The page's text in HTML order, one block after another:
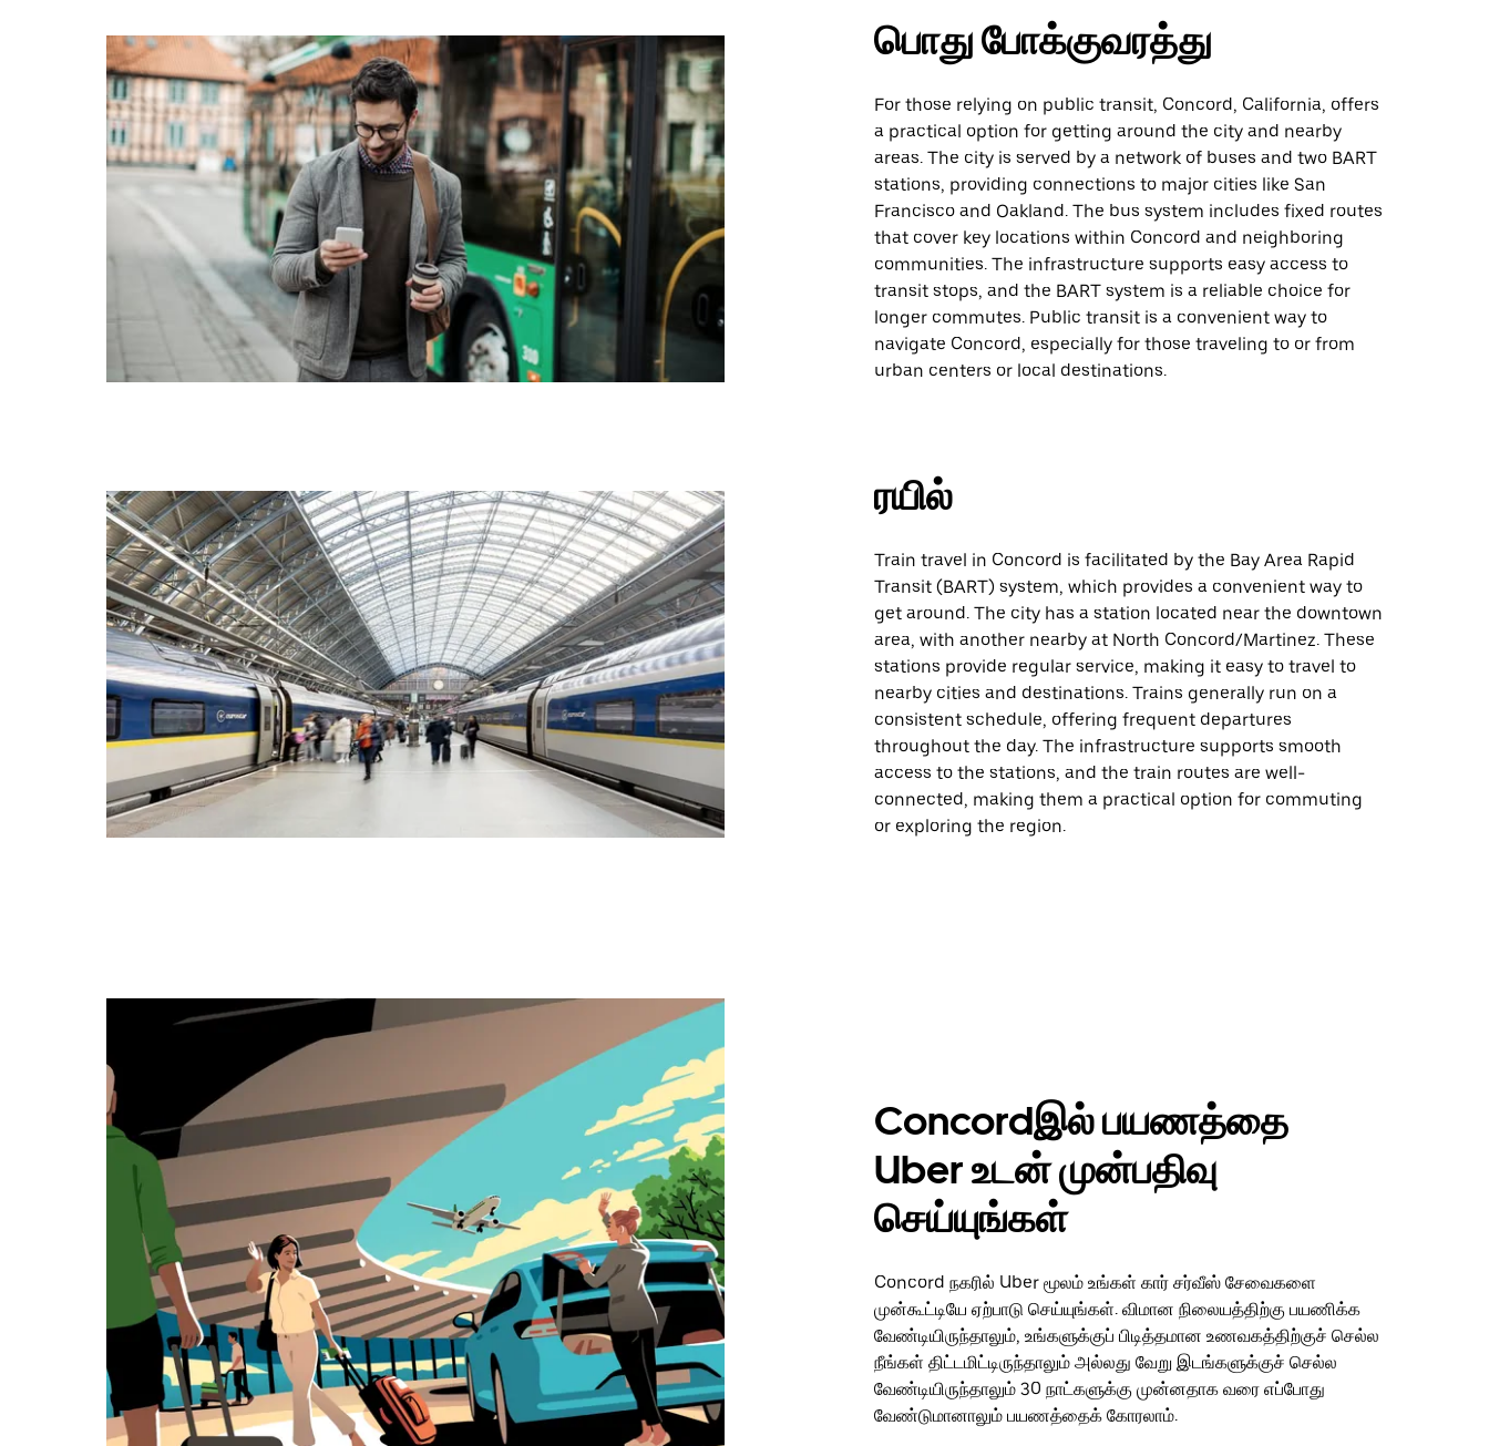
பொது போக்குவரத்து
For those relying on public transit, Concord, California, offers
a practical option for getting around the city and nearby
areas. The city is served by a network of buses and two BART
stations, providing connections to major cities like San
Francisco and Oakland. The bus system includes fixed routes
that cover key locations within Concord and neighboring
communities. The infrastructure supports easy access to
transit stops, and the BART system is a reliable choice for
longer commutes. Public transit is a convenient way to
navigate Concord, especially for those traveling to or from
urban centers or local destinations.
ரயில்
Train travel in Concord is facilitated by the Bay Area Rapid
Transit (BART) system, which provides a convenient way to
get around. The city has a station located near the downtown
area, with another nearby at North Concord/Martinez. These
stations provide regular service, making it easy to travel to
nearby cities and destinations. Trains generally run on a
consistent schedule, offering frequent departures
throughout the day. The infrastructure supports smooth
access to the stations, and the train routes are well-
connected, making them a practical option for commuting
or exploring the region.
Concordஇல் பயணத்தை
Uber உடன் முன்பதிவு
செய்யுங்கள்
Concord நகரில் Uber மூலம் உங்கள் கார் சர்வீஸ் சேவைகளை
முன்கூட்டியே ஏற்பாடு செய்யுங்கள். விமான நிலையத்திற்கு பயணிக்க
வேண்டியிருந்தாலும், உங்களுக்குப் பிடித்தமான உணவகத்திற்குச் செல்ல
நீங்கள் திட்டமிட்டிருந்தாலும் அல்லது வேறு இடங்களுக்குச் செல்ல
வேண்டியிருந்தாலும் 30 நாட்களுக்கு முன்னதாக வரை எப்போது
வேண்டுமானாலும் பயணத்தைக் கோரலாம்.